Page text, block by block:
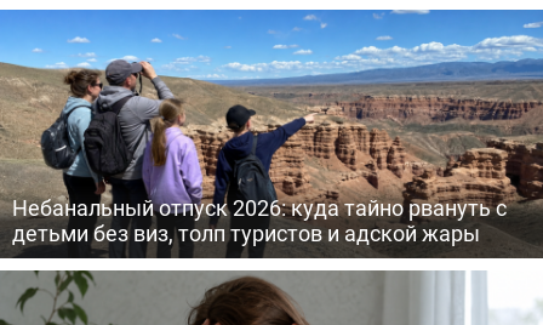
Небанальный отпуск 2026: куда тайно рвануть с
детьми без виз, толп туристов и адской жары